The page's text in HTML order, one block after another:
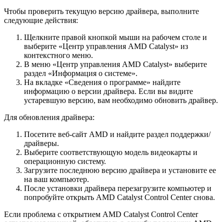
Чтобы проверить текущую версию драйвера, выполните
следующие действия:
Щелкните правой кнопкой мыши на рабочем столе и
выберите «Центр управления AMD Catalyst» из
контекстного меню.
В меню «Центр управления AMD Catalyst» выберите
раздел «Информация о системе».
На вкладке «Сведения о программе» найдите
информацию о версии драйвера. Если вы видите
устаревшую версию, вам необходимо обновить драйвер.
Для обновления драйвера:
Посетите веб-сайт AMD и найдите раздел поддержки/
драйверы.
Выберите соответствующую модель видеокарты и
операционную систему.
Загрузите последнюю версию драйвера и установите ее
на ваш компьютер.
После установки драйвера перезагрузите компьютер и
попробуйте открыть AMD Catalyst Control Center снова.
Если проблема с открытием AMD Catalyst Control Center